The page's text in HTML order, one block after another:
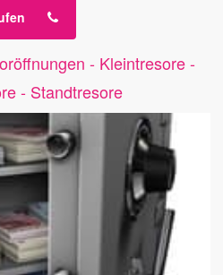
- Kleintresore -
- Standtresore